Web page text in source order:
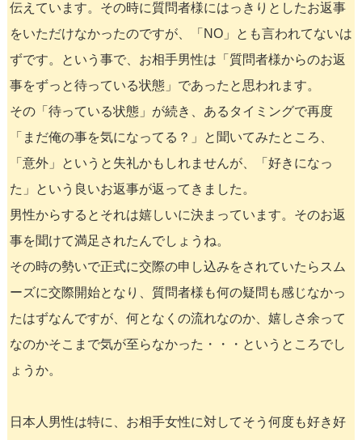
伝えています。その時に質問者様にはっきりとしたお返事
をいただけなかったのですが、「NO」とも言われてないは
ずです。という事で、お相手男性は「質問者様からのお返
事をずっと待っている状態」であったと思われます。
その「待っている状態」が続き、あるタイミングで再度
「まだ俺の事を気になってる？」と聞いてみたところ、
「意外」というと失礼かもしれませんが、「好きになっ
た」という良いお返事が返ってきました。
男性からするとそれは嬉しいに決まっています。そのお返
事を聞けて満足されたんでしょうね。
その時の勢いで正式に交際の申し込みをされていたらスム
ーズに交際開始となり、質問者様も何の疑問も感じなかっ
たはずなんですが、何となくの流れなのか、嬉しさ余って
なのかそこまで気が至らなかった・・・というところでし
ょうか。
日本人男性は特に、お相手女性に対してそう何度も好き好